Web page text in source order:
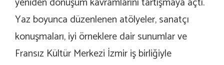
Yaz boyunca düzenlenen atölyeler, sanatçı
konuşmaları, iyi örneklere dair sunumlar ve
Fransız Kültür Merkezi İzmir iş birliğiyle